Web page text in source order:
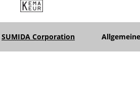
SUMIDA Corporation